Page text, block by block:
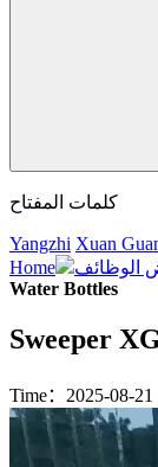
كلمات المفتاح
Yangzhi Xuan
Home
الوظائف
Water Bottles
Sweeper
Time：2025-08-21